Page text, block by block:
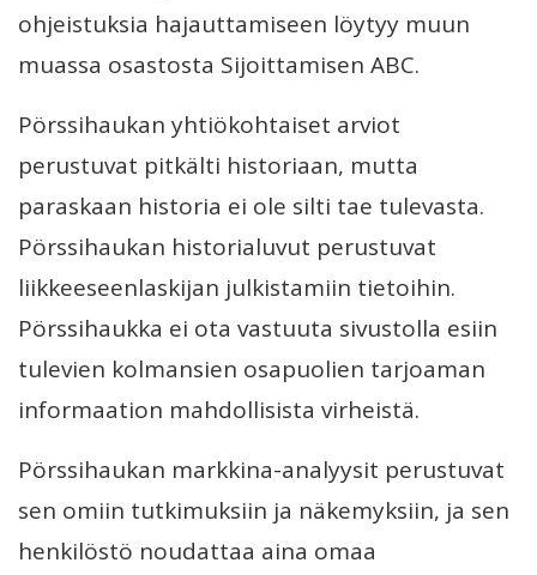
ohjeistuksia hajauttamiseen löytyy muun
muassa osastosta Sijoittamisen ABC.
Pörssihaukan yhtiökohtaiset arviot
perustuvat pitkälti historiaan, mutta
paraskaan historia ei ole silti tae tulevasta.
Pörssihaukan historialuvut perustuvat
liikkeeseenlaskijan julkistamiin tietoihin.
Pörssihaukka ei ota vastuuta sivustolla esiin
tulevien kolmansien osapuolien tarjoaman
informaation mahdollisista virheistä.
Pörssihaukan markkina-analyysit perustuvat
sen omiin tutkimuksiin ja näkemyksiin, ja sen
henkilöstö noudattaa aina omaa